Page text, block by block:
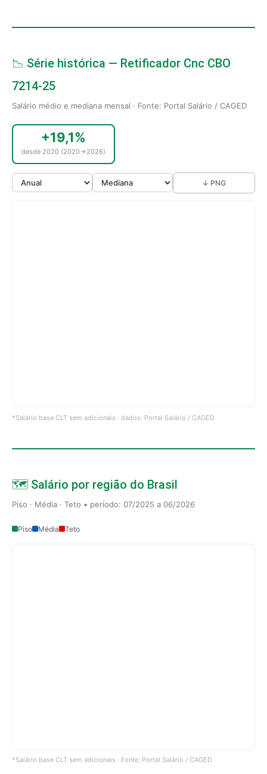
📉 Série histórica — Retificador Cnc CBO
7214-25
Salário médio e mediana mensal · Fonte: Portal Salário / CAGED
+19,1%
desde 2020 (2020→2026)
↓ PNG
*Salário base CLT sem adicionais · dados: Portal Salário / CAGED
🗺️ Salário por região do Brasil
Piso · Média · Teto • período: 07/2025 a 06/2026
Piso Média Teto
*Salário base CLT sem adicionais · Fonte: Portal Salário / CAGED